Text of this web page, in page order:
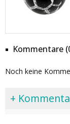
Kommentare
Noch keine
+